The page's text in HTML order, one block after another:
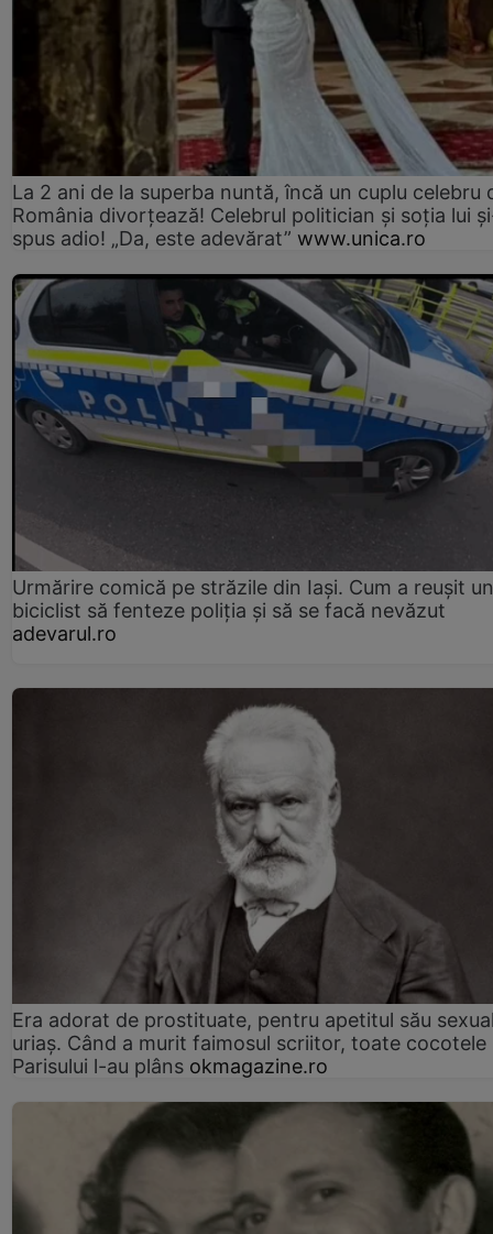
La 2 ani de la superba nuntă, încă un cuplu celebru
România divorțează! Celebrul politician și soția lui
spus adio! „Da, este adevărat” www.unica.ro
Urmărire comică pe străzile din Iași. Cum a reușit un
biciclist să fenteze poliția și să se facă nevăzut
adevarul.ro
Era adorat de prostituate, pentru apetitul său
uriaș. Când a murit faimosul scriitor, toate cocotele
Parisului l-au plâns okmagazine.ro